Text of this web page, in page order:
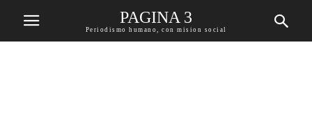
PAGINA 3
Periodismo humano, con mision social